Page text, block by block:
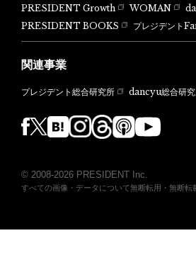
PRESIDENT Growth WOMAN
PRESIDENT BOOKS
プレジデント
関連事業
プレジデント総合研究所 dancyu総合研
© 2008-2026 PRESIDENT Inc.
すべての画像・データについて無断転用・無断転